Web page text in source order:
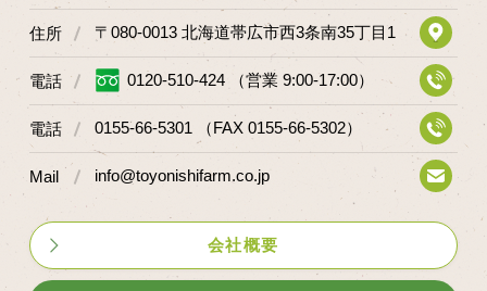
住所 〒080-0013 北海道帯広市西3条南35丁目1
電話 0120-510-424 （営業 9:00-17:00）
電話 0155-66-5301 （FAX 0155-66-5302）
Mail info@toyonishifarm.co.jp
会社概要